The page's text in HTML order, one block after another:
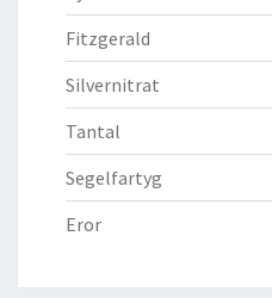
Fitzgerald
Silvernitrat
Tantal
Segelfartyg
Eror